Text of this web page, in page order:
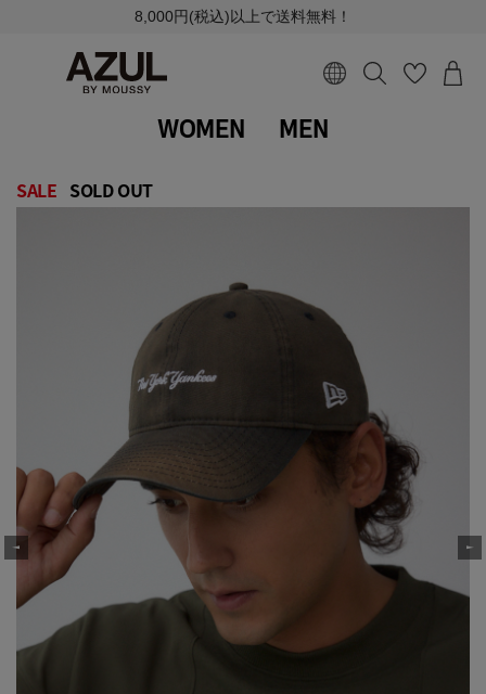
8,000円(税込)以上で送料無料！
WOMEN MEN
SALE SOLD OUT